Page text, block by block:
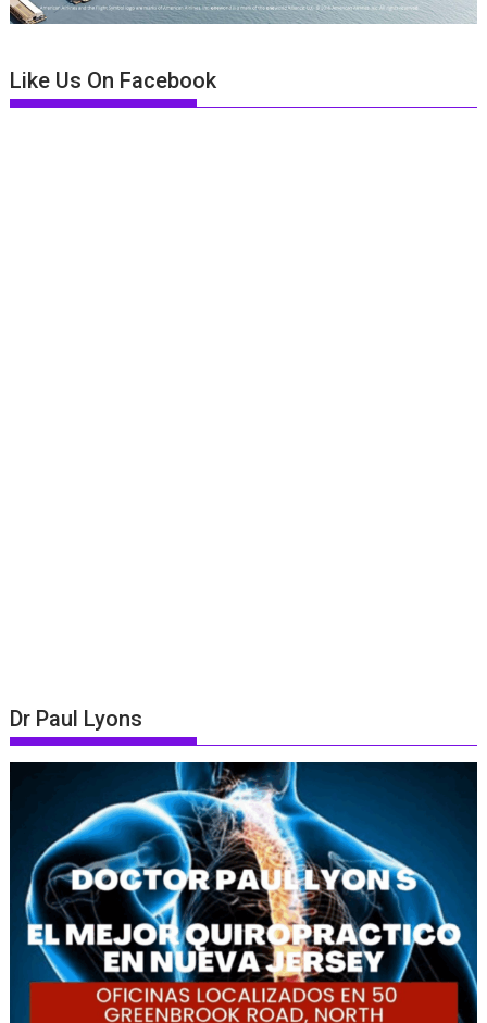
Like Us On Facebook
Dr Paul Lyons